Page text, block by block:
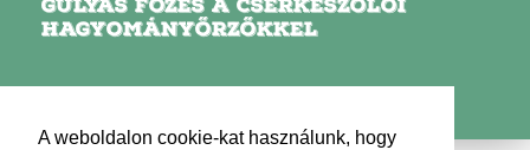
A weboldalon cookie-kat használunk, hogy
HAGYOMÁNYŐRZŐKKEL